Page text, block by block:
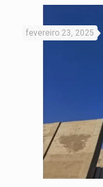
fevereiro 23, 2025